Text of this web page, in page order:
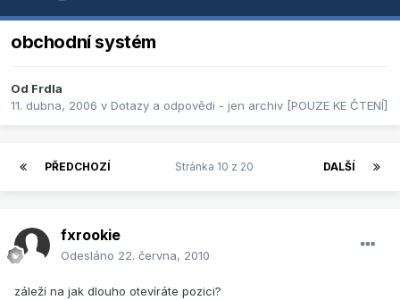
obchodní systém
Od Frdla
11. dubna, 2006 v Dotazy a odpovědi - jen archiv [POUZE KE ČTENÍ]
PŘEDCHOZÍ DALŠÍ
Stránka 10 z 20
fxrookie
Odesláno 22. června, 2010
záleží na jak dlouho otevíráte pozici?